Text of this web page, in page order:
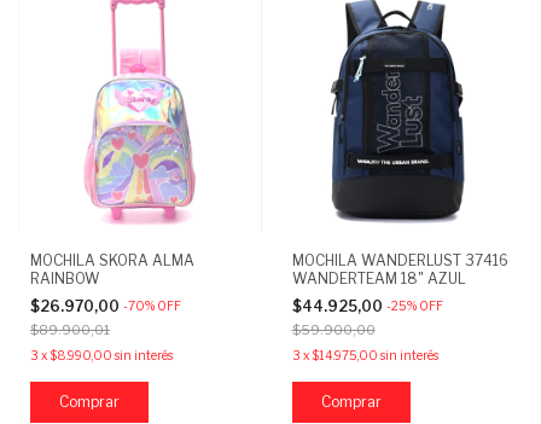
MOCHILA SKORA ALMA
RAINBOW
$26.970,00 -70% OFF
$89.900,01
3 x$8.990,00 sin interés
MOCHILA WANDERLUST 37416
WANDERTEAM 18" AZUL
$44.925,00 -25% OFF
$59.900,00
3 x$14.975,00 sin interés